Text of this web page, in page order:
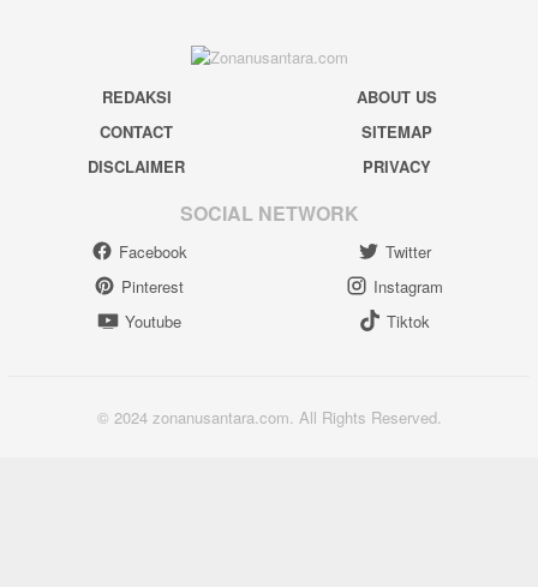
REDAKSI
ABOUT US
CONTACT
SITEMAP
DISCLAIMER
PRIVACY
SOCIAL NETWORK
Facebook
Twitter
Pinterest
Instagram
Youtube
Tiktok
© 2024 zonanusantara.com. All Rights Reserved.